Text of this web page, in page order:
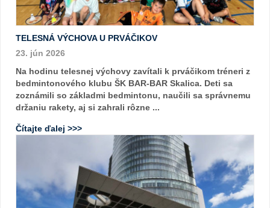
TELESNÁ VÝCHOVA U PRVÁČIKOV
23. jún 2026
Na hodinu telesnej výchovy zavítali k prváčikom tréneri z
bedmintonového klubu ŠK BAR-BAR Skalica. Deti sa
zoznámili so základmi bedmintonu, naučili sa správnemu
držaniu rakety, aj si zahrali rôzne ...
Čítajte ďalej >>>